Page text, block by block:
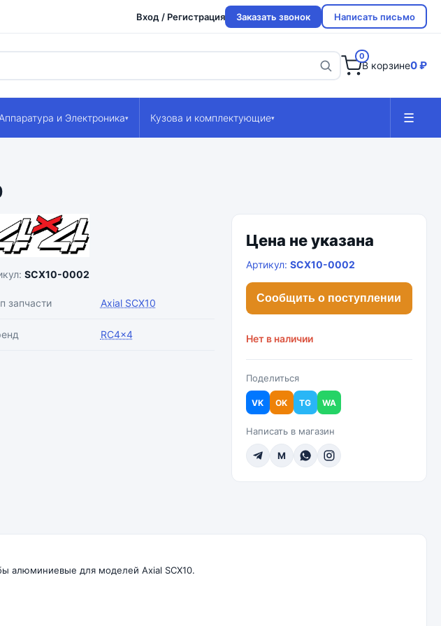
Вход / Регистрация Заказать звонок Написать письмо
0
В корзине0 ₽
Аппаратура и Электроника▾ Кузова и комплектующие▾ ☰
SCX10-0002
запчасти Axial SCX10
RC4x4
Цена не указана
Артикул: SCX10-0002
Сообщить о поступлении
Нет в наличии
Поделиться
VK OK TG WA
Написать в магазин
M
алюминиевые для моделей Axial SCX10.